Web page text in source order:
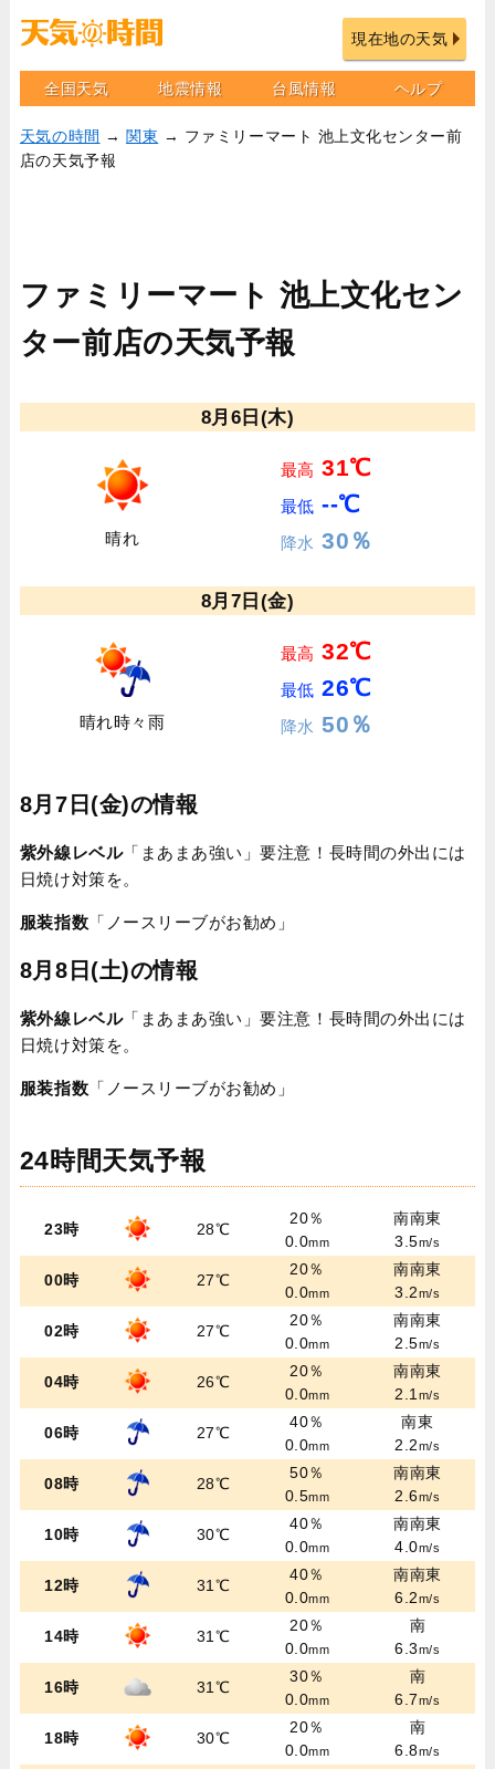
現在地の天気
全国天気 地震情報 台風情報 ヘルプ
天気の時間 → 関東 → ファミリーマート 池上文化センター前
店の天気予報
ファミリーマート 池上文化セン
ター前店の天気予報
8月6日(木)
晴れ
最高 31℃
最低 --℃
降水 30％
8月7日(金)
晴れ時々雨
最高 32℃
最低 26℃
降水 50％
8月7日(金)の情報
紫外線レベル「まあまあ強い」要注意！長時間の外出には
日焼け対策を。
服装指数 「ノースリーブがお勧め」
8月8日(土)の情報
紫外線レベル「まあまあ強い」要注意！長時間の外出には
日焼け対策を。
服装指数 「ノースリーブがお勧め」
24時間天気予報
23時 28℃
20％
0.0mm
南南東
3.5m/s
00時 27℃
20％
0.0mm
南南東
3.2m/s
02時 27℃
20％
0.0mm
南南東
2.5m/s
04時 26℃
20％
0.0mm
南南東
2.1m/s
06時 27℃
40％
0.0mm
南東
2.2m/s
08時 28℃
50％
0.5mm
南南東
2.6m/s
10時 30℃
40％
0.0mm
南南東
4.0m/s
12時 31℃
40％
0.0mm
南南東
6.2m/s
14時 31℃
20％
0.0mm
南
6.3m/s
16時 31℃
30％
0.0mm
南
6.7m/s
18時 30℃
20％
0.0mm
南
6.8m/s